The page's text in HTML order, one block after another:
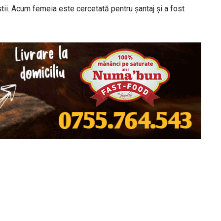
Acum femeia este cercetată pentru șantaj și a fost